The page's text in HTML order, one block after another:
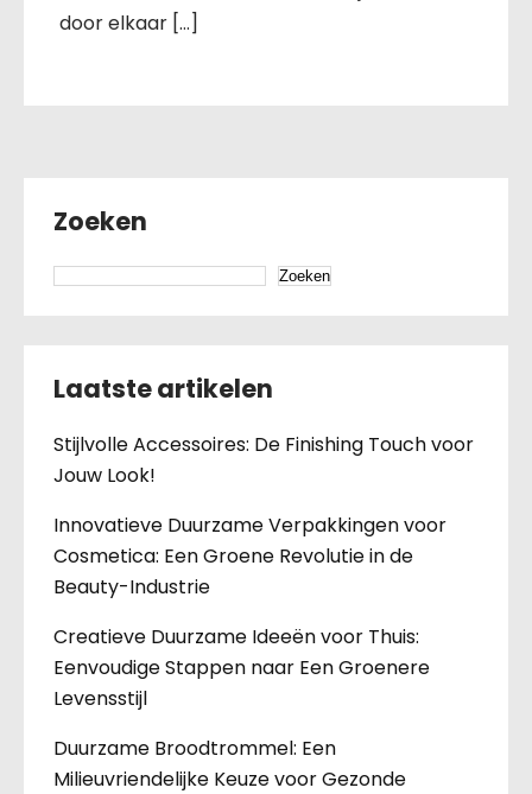
door elkaar […]
Zoeken
Zoeken
Laatste artikelen
Stijlvolle Accessoires: De Finishing Touch voor
Jouw Look!
Innovatieve Duurzame Verpakkingen voor
Cosmetica: Een Groene Revolutie in de
Beauty-Industrie
Creatieve Duurzame Ideeën voor Thuis:
Eenvoudige Stappen naar Een Groenere
Levensstijl
Duurzame Broodtrommel: Een
Milieuvriendelijke Keuze voor Gezonde